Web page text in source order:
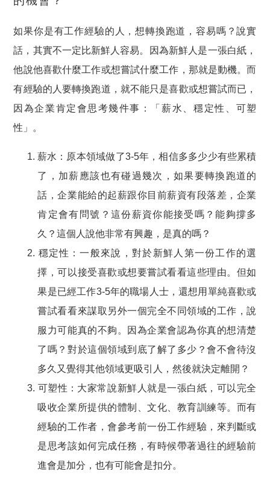
如果你是有工作經驗的人，想轉換跑道，容易嗎？說實
話，其實不一定比新鮮人容易。因為新鮮人是一張白紙，
他說他喜歡什麼工作或想嘗試什麼工作，那就是動機。而
有經驗的人要轉換跑道，就不能只是喜歡或想嘗試而已，
因為企業肯定會思考幾件事：
「薪水、穩定性、可塑
性」 。
薪水： 原本領域做了3-5年，相信多多少少有些累積
了，加薪應該也有碰過幾次，如果要轉換跑道的
話，企業能給的起薪跟你目前薪資有段落差，企業
肯定會有問號？這份薪資你能接受嗎？能夠撐多
久？這個人說他非常有興趣，是真的嗎？
穩定性：一般來說，對於新鮮人第一份工作的選
擇，可以接受喜歡或想要嘗試看看這些理由。但如
果是已經工作3-5年的職場人士，還想用單純喜歡或
嘗試看看來謀取另外一個完全不同領域的工作，說
服力可能真的不夠。因為企業會認為你真的想清楚
了嗎？對於這個領域到底了解了多少？會不會待沒
多久又覺得其他領域更吸引人，然後就決定離開？
可塑性： 大家常說新鮮人就是一張白紙，可以完全
吸收企業所提供的體制、文化、教育訓練等。而有
經驗的工作者，會參考前一份工作經驗，來判斷或
是思考該如何完成任務，有時候帶著過往的經驗前
進會是加分，也有可能會是扣分。